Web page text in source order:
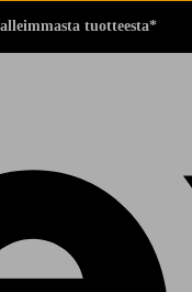
tuotteesta*